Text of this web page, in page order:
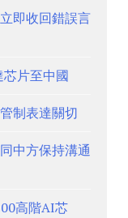
即收回錯誤言
片至中國
制表達關切
中方保持溝通
高階AI芯